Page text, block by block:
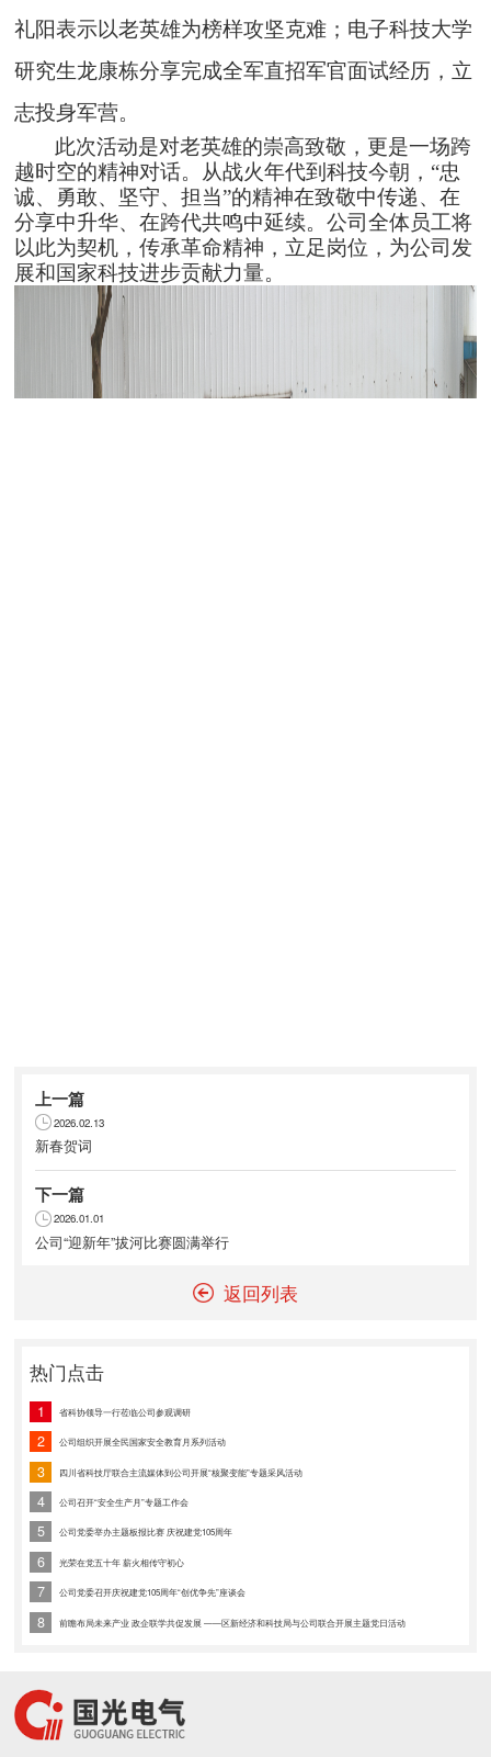
礼阳表示以老英雄为榜样攻坚克难；电子科技大学
研究生龙康栋分享完成全军直招军官面试经历，立
志投身军营。
此次活动是对老英雄的崇高致敬，更是一场跨
越时空的精神对话。从战火年代到科技今朝， “忠
诚、勇敢、坚守、担当”的精神在致敬中传递、在
分享中升华、在跨代共鸣中延续。公司全体员工将
以此为契机，传承革命精神，立足岗位，为公司发
展和国家科技进步贡献力量。
上一篇
2026.02.13
新春贺词
下一篇
2026.01.01
公司“迎新年”拔河比赛圆满举行
返回列表
热门点击
1 省科协领导一行莅临公司参观调研
2 公司组织开展全民国家安全教育月系列活动
3 四川省科技厅联合主流媒体到公司开展“核聚变能”专题采风活动
4 公司召开“安全生产月”专题工作会
5 公司党委举办主题板报比赛 庆祝建党105周年
6 光荣在党五十年 薪火相传守初心
7 公司党委召开庆祝建党105周年“创优争先”座谈会
8 前瞻布局未来产业 政企联学共促发展 ——区新经济和科技局与公司联合开展主题党日活动